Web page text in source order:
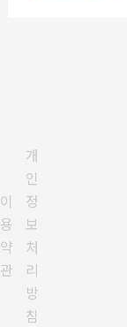
이
용
약
관
개
인
정
보
처
리
방
침